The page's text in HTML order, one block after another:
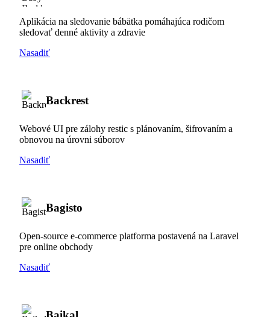
Aplikácia na sledovanie bábätka pomáhajúca rodičom
sledovať denné aktivity a zdravie
Nasadiť
Backrest
Webové UI pre zálohy restic s plánovaním, šifrovaním a
obnovou na úrovni súborov
Nasadiť
Bagisto
Open-source e-commerce platforma postavená na Laravel
pre online obchody
Nasadiť